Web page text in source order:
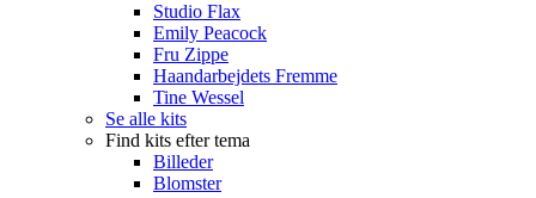
Studio Flax
Emily Peacock
Fru Zippe
Haandarbejdets Fremme
Tine Wessel
Se alle kits
Find kits efter tema
Billeder
Blomster